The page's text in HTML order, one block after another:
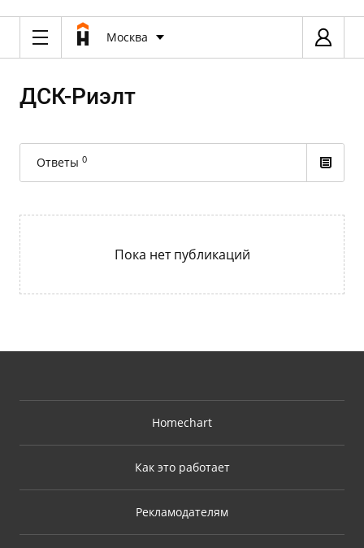
Москва
ДСК-Риэлт
Ответы 0
Пока нет публикаций
Homechart
Как это работает
Рекламодателям